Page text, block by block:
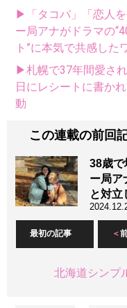
▶「タコパ」「恋人
ー局アナがドラマの
ト”に本気で共感した
▶札幌で37年間愛さ
日にレシートに書か
動
この連載の前回
38歳で
ー局ア
と対立
最初の記事
北海道シンプ